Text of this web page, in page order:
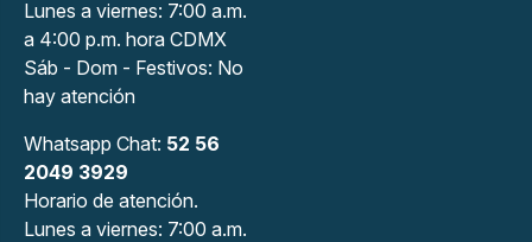
Lunes a viernes: 7:00 a.m.
a 4:00 p.m. hora CDMX
Sáb - Dom - Festivos: No
hay atención
Whatsapp Chat: 52 56
2049 3929
Horario de atención.
Lunes a viernes: 7:00 a.m.